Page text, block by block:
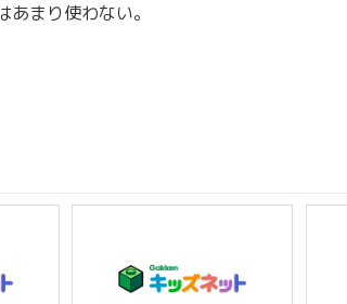
まり使わない。